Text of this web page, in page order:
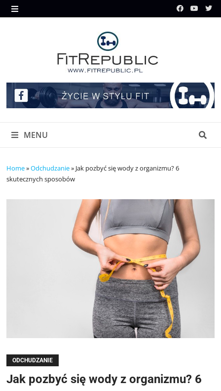
Skip
to
MENU
MENU
Home»Odchudzanie» Jak pozbyć się wody z organizmu? 6
skutecznych sposobów
ODCHUDZANIE
Jak pozbyć się wody z organizmu? 6